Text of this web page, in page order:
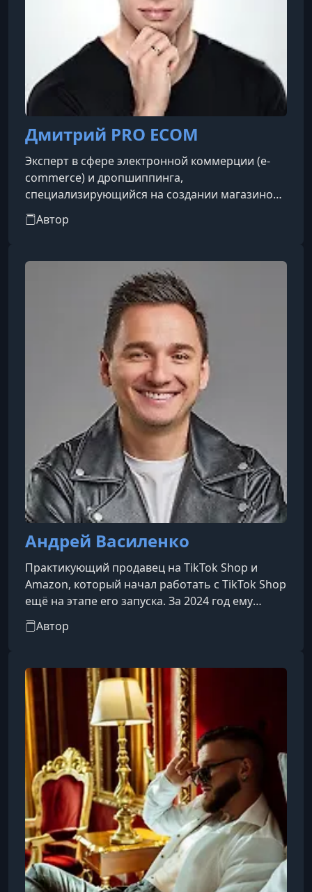
Дмитрий PRO ECOM
Эксперт в сфере электронной коммерции (e-
commerce) и дропшиппинга,
специализирующийся на создании магазинов
на платформе Shopify. Известен как автор
обучающих программ и создатель закрытого
Автор
Андрей Василенко
Практикующий продавец на TikTok Shop и
Amazon, который начал работать с TikTok Shop
ещё на этапе его запуска. За 2024 год ему
удалось реализовать товаров на сумму $2,3
млн через TikTok Shop и ещё на $1,2 млн через
на этих платформах, что подтверждается
реальными результатами. Он создал
собственную студию для проведения прямых
эфиров и продаж в TikTok, а живёт и работает
между Лос-Анджелесом и Майами.
Автор